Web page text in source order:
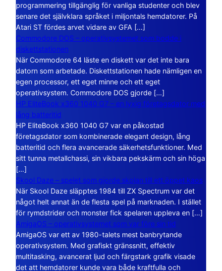
programmering tillgänglig för vanliga studenter och blev
senare det självklara språket i miljontals hemdatorer. På
Atari ST fördes arvet vidare av GFA […]
Commodore DOS – operativsystemet som bodde i
diskettstationen
När Commodore 64 läste en diskett var det inte bara
datorn som arbetade. Diskettstationen hade nämligen en
egen processor, ett eget minne och ett eget
operativsystem. Commodore DOS gjorde […]
HP EliteBook x360 1040 G7 – en lyxig företagsdator med
lång batteritid
HP EliteBook x360 1040 G7 var en påkostad
företagsdator som kombinerade elegant design, lång
batteritid och flera avancerade säkerhetsfunktioner. Med
sitt tunna metallchassi, sin vikbara pekskärm och sin höga
[…]
Skool Daze – spelet som gjorde skolan till ett öppet kaos
När Skool Daze släpptes 1984 till ZX Spectrum var det
något helt annat än de flesta spel på marknaden. I stället
för rymdstrider och monster fick spelaren uppleva en […]
AmigaOS – operativsystemet som var före sin tid
AmigaOS var ett av 1980-talets mest banbrytande
operativsystem. Med grafiskt gränssnitt, effektiv
multitasking, avancerat ljud och färgstark grafik visade
det att hemdatorer kunde vara både kraftfulla och